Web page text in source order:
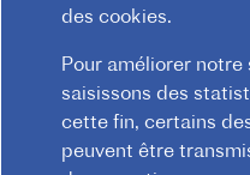
© 2026 Institut
Mentions
Règlement
des cookies.
Pour améliorer
saisissons des
cette fin, certains
peuvent être